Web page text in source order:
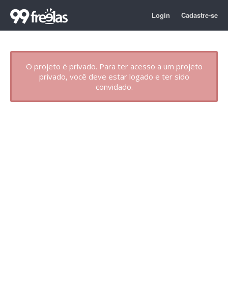
Login Cadastre-se
O projeto é privado. Para ter acesso a um projeto
privado, você deve estar logado e ter sido
convidado.